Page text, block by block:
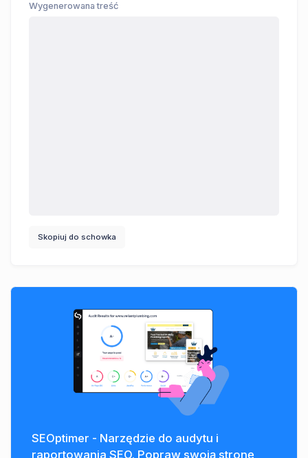
Wygenerowana treść
Skopiuj do schowka
SEOptimer - Narzędzie do audytu i
raportowania SEO. Popraw swoją stronę